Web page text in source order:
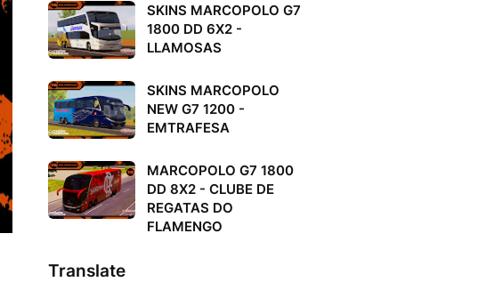
SKINS MARCOPOLO G7
1800 DD 6X2 -
LLAMOSAS
SKINS MARCOPOLO
NEW G7 1200 -
EMTRAFESA
MARCOPOLO G7 1800
DD 8X2 - CLUBE DE
REGATAS DO
FLAMENGO
Translate